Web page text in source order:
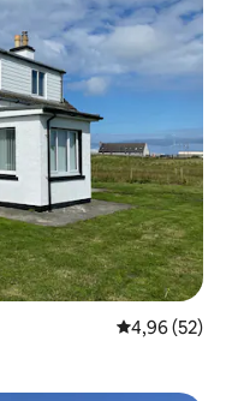
Gemiddelde
4,96 (52)